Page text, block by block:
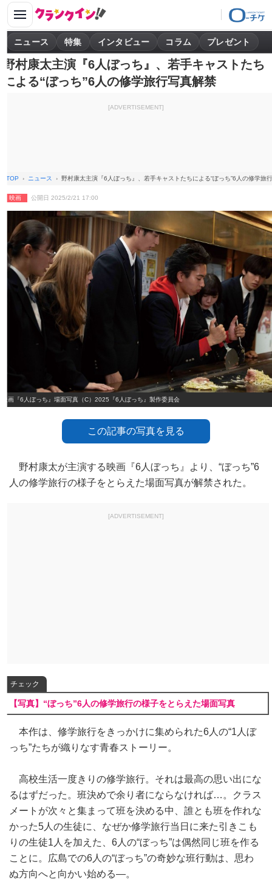
ニュース 特集 インタビュー コラム プレゼント
野村康太主演『6人ぼっち』、若手キャストたち
による“ぼっち”6人の修学旅行写真解禁
[ADVERTISEMENT]
TOP ニュース 野村康太主演『6人ぼっち』、若手キャストたちによる“ぼっち”6人の修学旅
映画 公開日 2025/2/21 17:00
映画『6人ぼっち』場面写真（C）2025『6人ぼっち』製作委員会
この記事の写真を見る
野村康太が主演する映画『6人ぼっち』より、“ぼっち”6
人の修学旅行の様子をとらえた場面写真が解禁された。
[ADVERTISEMENT]
チェック
【写真】“ぼっち”6人の修学旅行の様子をとらえた場面写真
本作は、修学旅行をきっかけに集められた6人の“1人ぼ
っち”たちが織りなす青春ストーリー。
高校生活一度きりの修学旅行。それは最高の思い出にな
るはずだった。班決めで余り者にならなければ…。クラス
メートが次々と集まって班を決める中、誰とも班を作れな
かった5人の生徒に、なぜか修学旅行当日に来た引きこも
りの生徒1人を加えた、6人の“ぼっち”は偶然同じ班を作る
ことに。広島での6人の“ぼっち”の奇妙な班行動は、思わ
ぬ方向へと向かい始める―。